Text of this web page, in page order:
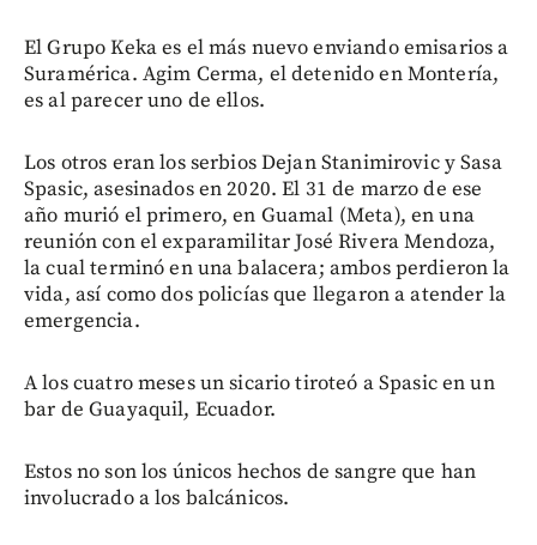
El Grupo Keka es el más nuevo enviando emisarios a
Suramérica. Agim Cerma, el detenido en Montería,
es al parecer uno de ellos.
Los otros eran los serbios Dejan Stanimirovic y Sasa
Spasic, asesinados en 2020. El 31 de marzo de ese
año murió el primero, en Guamal (Meta), en una
reunión con el exparamilitar José Rivera Mendoza,
la cual terminó en una balacera; ambos perdieron la
vida, así como dos policías que llegaron a atender la
emergencia.
A los cuatro meses un sicario tiroteó a Spasic en un
bar de Guayaquil, Ecuador.
Estos no son los únicos hechos de sangre que han
involucrado a los balcánicos.